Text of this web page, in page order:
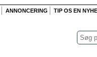
ANNONCERING TIP OS EN